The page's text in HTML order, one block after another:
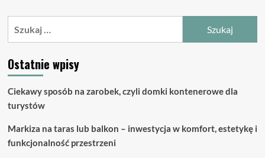
o
Ostatnie wpisy
Ciekawy sposób na zarobek, czyli domki kontenerowe dla
turystów
Markiza na taras lub balkon – inwestycja w komfort, estetykę i
funkcjonalność przestrzeni